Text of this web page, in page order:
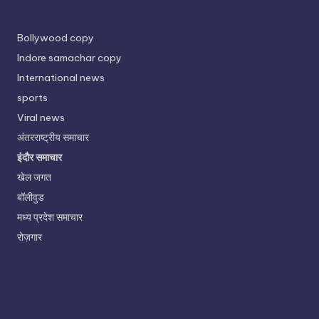
Bollywood copy
Indore samachar copy
International news
sports
Viral news
अंतरराष्ट्रीय समाचार
इंदौर समाचार
खेल जगत
बॉलीवुड
मध्य प्रदेश समाचार
रोज़गार